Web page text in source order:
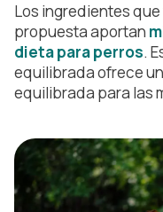
Los ingredientes
propuesta aportan
dieta para perros.
equilibrada ofrece
equilibrada para las